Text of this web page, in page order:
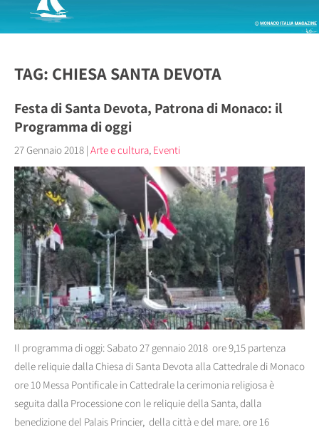
TAG: CHIESA SANTA DEVOTA
Festa di Santa Devota, Patrona di Monaco: il
Programma di oggi
27 Gennaio 2018 | Arte e cultura, Eventi
Il programma di oggi: Sabato 27 gennaio 2018 ore 9,15 partenza
delle reliquie dalla Chiesa di Santa Devota alla Cattedrale di Monaco
ore 10 Messa Pontificale in Cattedrale la cerimonia religiosa è
seguita dalla Processione con le reliquie della Santa, dalla
benedizione del Palais Princier, della città e del mare. ore 16